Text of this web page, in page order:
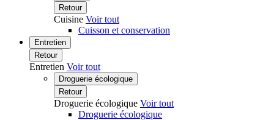
Retour
Cuisine Voir tout
Cuisson et conservation
Entretien
Retour
Entretien Voir tout
Droguerie écologique
Retour
Droguerie écologique Voir tout
Droguerie écologique